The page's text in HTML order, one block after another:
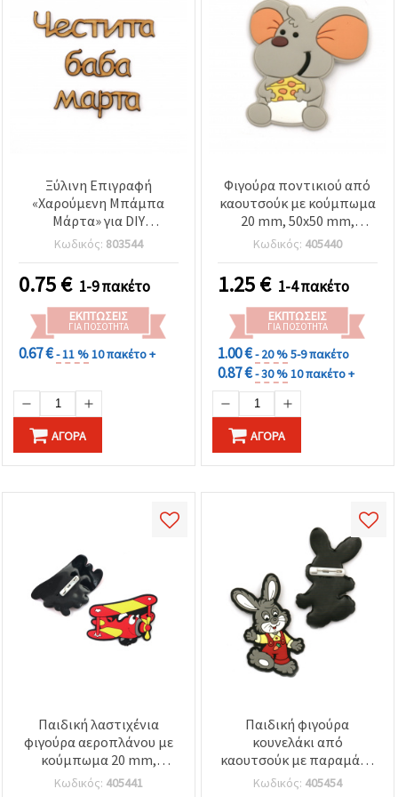
Ξύλινη Επιγραφή
«Χαρούμενη Μπάμπα
Μάρτα» για DIY
χειροτεχνίες 212x2x3 mm
Κωδικός: 803544
0.75€ 1-9 πακέτο
ΕΚΠΤΏΣΕΙΣ
ΓΙΑ ΠΟΣΌΤΗΤΑ
0.67 €- 11 %10 πακέτο +
ΑΓΟΡΆ
Φιγούρα ποντικιού από
καουτσούκ με κούμπωμα
20 mm, 50x50 mm,
συσκευασία 5 τεμαχίων
Κωδικός: 405440
1.25€ 1-4 πακέτο
ΕΚΠΤΏΣΕΙΣ
ΓΙΑ ΠΟΣΌΤΗΤΑ
1.00 €- 20 %5-9 πακέτο
0.87 €- 30 %10 πακέτο +
ΑΓΟΡΆ
Παιδική λαστιχένια
φιγούρα αεροπλάνου με
κούμπωμα 20 mm,
64x37x3 mm – Σετ 5 τεμ.
Κωδικός: 405441
Παιδική φιγούρα
κουνελάκι από
καουτσούκ με παραμάνα
για χειροτεχνίες DIY,
Κωδικός: 405454